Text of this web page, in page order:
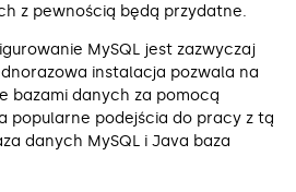
z pewnością będą przydatne.
MySQL jest zazwyczaj
instalacja pozwala na
bazami danych za pomocą
popularne podejścia do pracy z tą
danych MySQL i Java baza